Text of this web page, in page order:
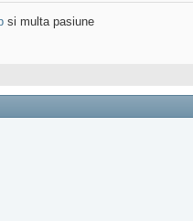
si multa pasiune